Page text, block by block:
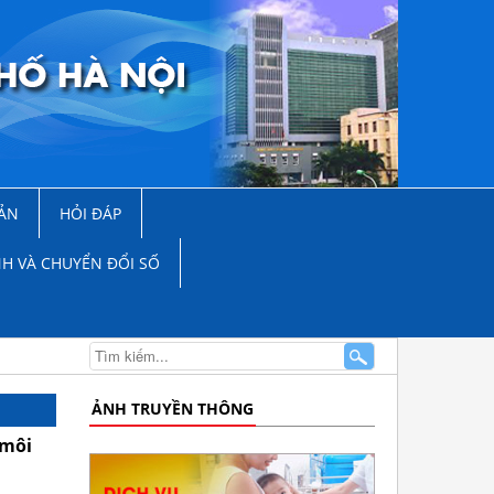
HỎI ĐÁP
VÀ CHUYỂN ĐỔI SỐ
ẢNH TRUYỀN THÔNG